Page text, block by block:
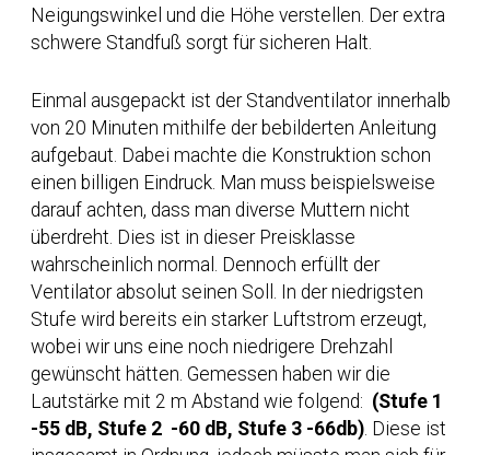
Neigungswinkel und die Höhe verstellen. Der extra
schwere Standfuß sorgt für sicheren Halt.
Einmal ausgepackt ist der Standventilator innerhalb
von 20 Minuten mithilfe der bebilderten Anleitung
aufgebaut. Dabei machte die Konstruktion schon
einen billigen Eindruck. Man muss beispielsweise
darauf achten, dass man diverse Muttern nicht
überdreht. Dies ist in dieser Preisklasse
wahrscheinlich normal. Dennoch erfüllt der
Ventilator absolut seinen Soll. In der niedrigsten
Stufe wird bereits ein starker Luftstrom erzeugt,
wobei wir uns eine noch niedrigere Drehzahl
gewünscht hätten. Gemessen haben wir die
Lautstärke mit 2 m Abstand wie folgend: (Stufe 1
-55 dB, Stufe 2 -60 dB, Stufe 3 -66db). Diese ist